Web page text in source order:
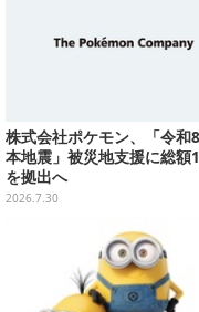
株式会社ポケモン、「令和
本地震」被災地支援に総額
を拠出へ
2026.7.30